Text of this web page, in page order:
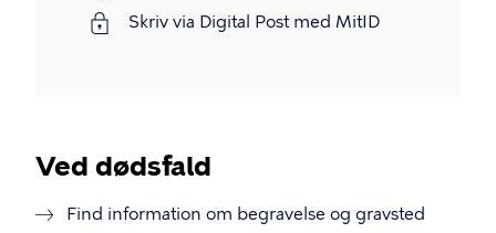
Skriv via Digital Post med MitID
Ved dødsfald
Find information om begravelse og gravsted